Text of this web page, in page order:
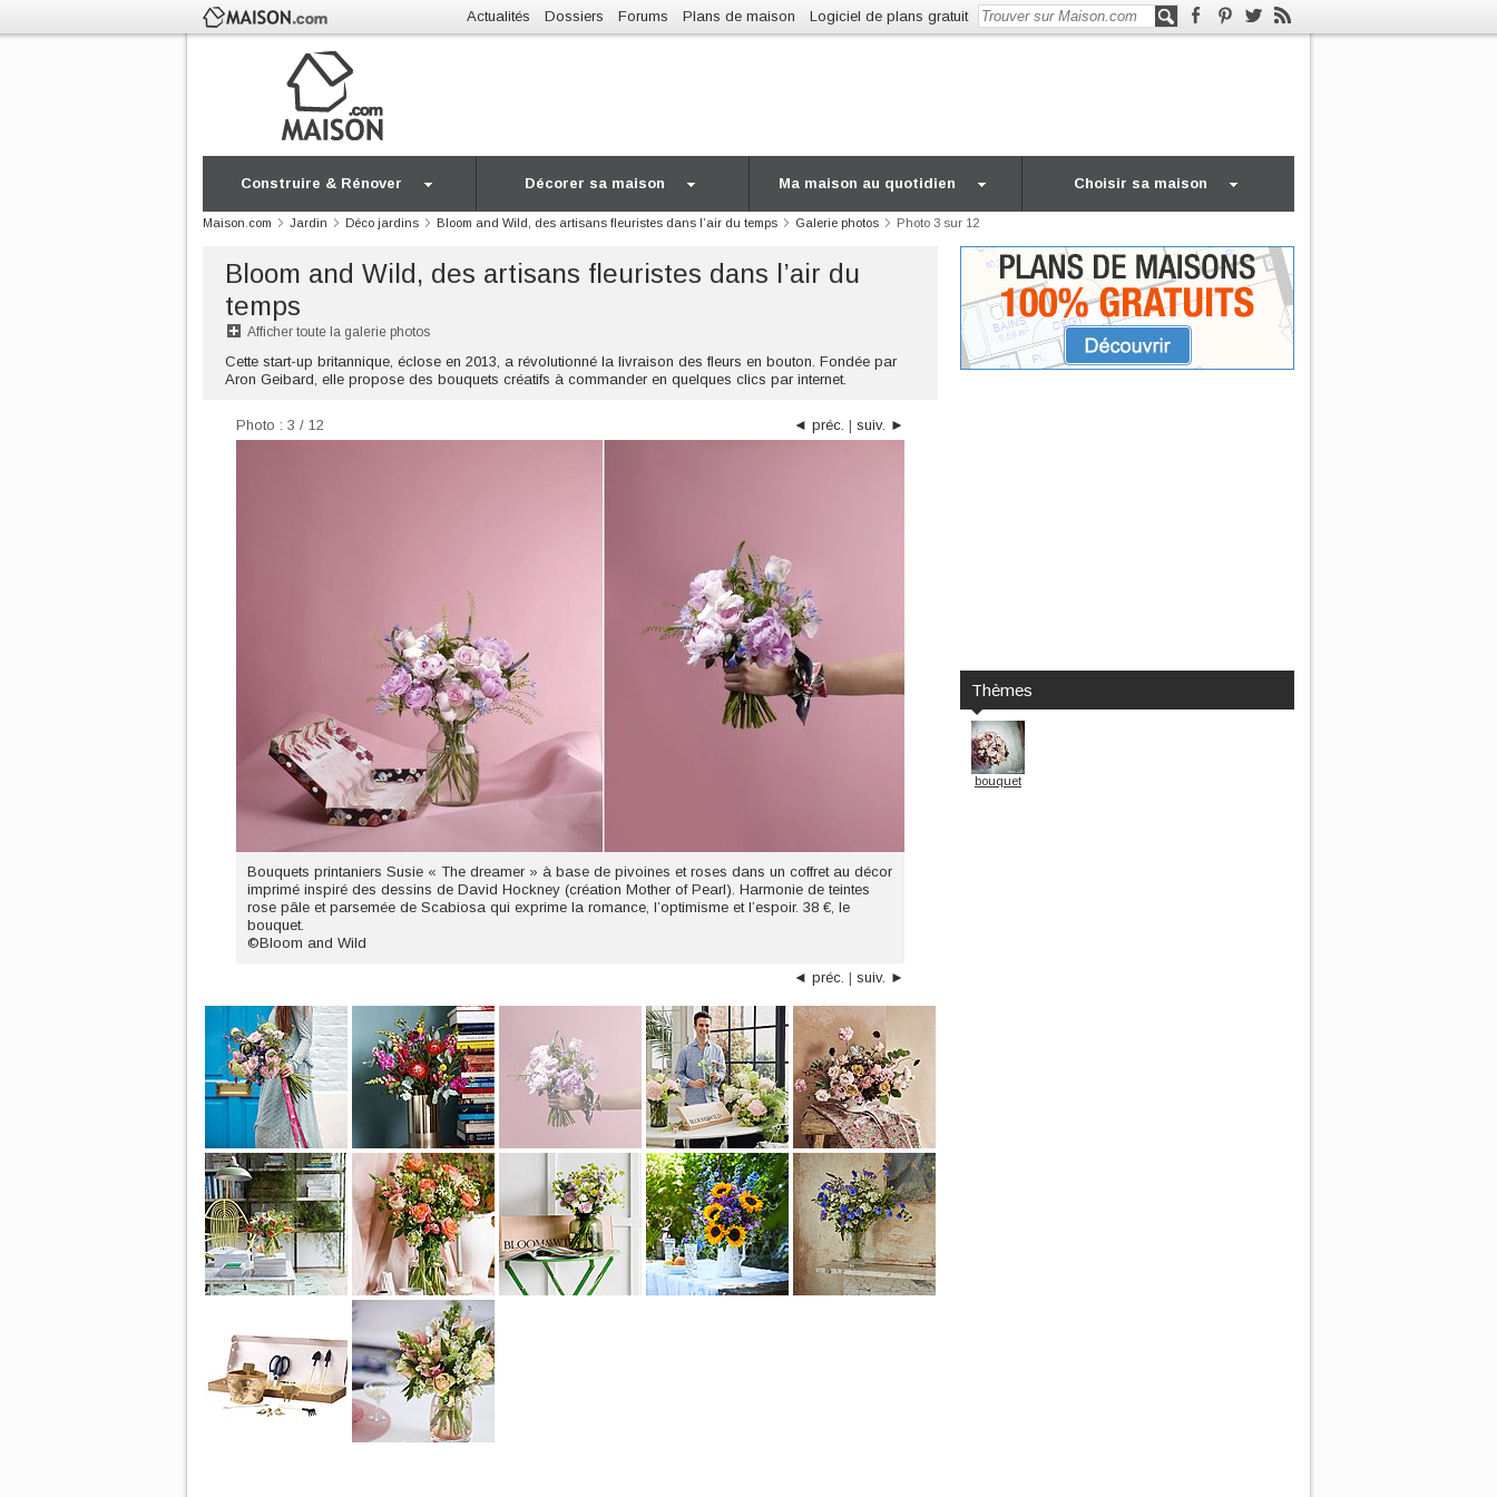
Actualités Dossiers Forums Plans de maison Logiciel de plans gratuit
Construire & Rénover Décorer sa maison Ma maison au quotidien Choisir sa maison
Maison.com Jardin Déco jardins Bloom and Wild, des artisans fleuristes dans l’air du temps Galerie photos Photo 3 sur 12
Bloom and Wild, des artisans fleuristes dans l’air du
temps
Afficher toute la galerie photos
Cette start-up britannique, éclose en 2013, a révolutionné la livraison des fleurs en bouton. Fondée par
Aron Geibard, elle propose des bouquets créatifs à commander en quelques clics par internet.
◄ préc. | suiv. ►
Photo : 3 / 12
Bouquets printaniers Susie « The dreamer » à base de pivoines et roses dans un coffret au décor
imprimé inspiré des dessins de David Hockney (création Mother of Pearl). Harmonie de teintes
rose pâle et parsemée de Scabiosa qui exprime la romance, l’optimisme et l’espoir. 38 €, le
bouquet.
©Bloom and Wild
◄ préc. | suiv. ►
Thèmes
bouquet